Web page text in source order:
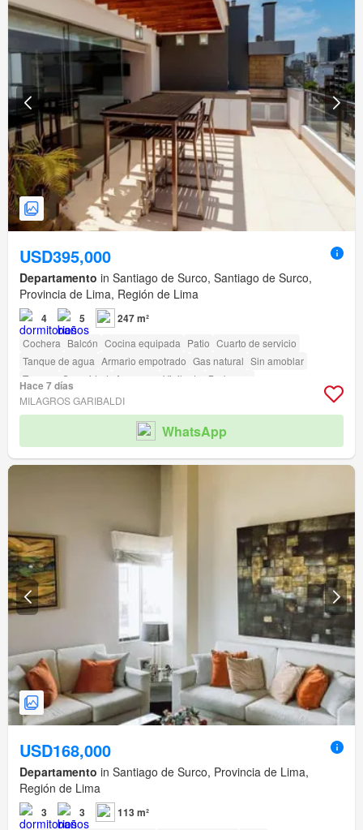
USD395,000
Departamento in Santiago de Surco, Santiago de Surco,
Provincia de Lima, Región de Lima
4 5 247 m²
Cochera Balcón Cocina equipada Patio Cuarto de servicio
Tanque de agua Armario empotrado Gas natural Sin amoblar
Terraza
Seguridad Ascensor Vigilante
Barbacoa
Acceso para personas con discapacidad
Hace 7 días
MILAGROS GARIBALDI
WhatsApp
USD168,000
Departamento in Santiago de Surco, Provincia de Lima,
Región de Lima
3 3 113 m²